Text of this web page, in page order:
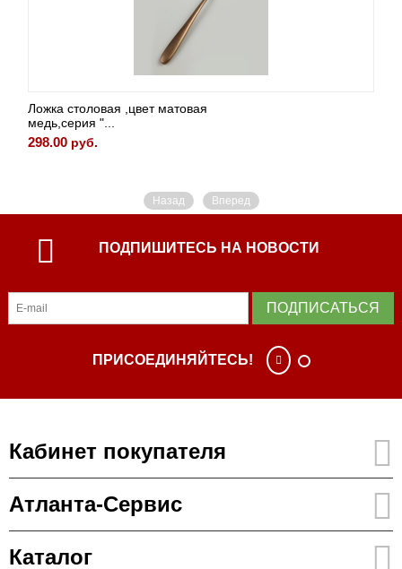
Ложка столовая ,цвет матовая
медь,серия "...
298.00 руб.
Назад Вперед
ПОДПИШИТЕСЬ НА НОВОСТИ
ПОДПИСАТЬСЯ
ПРИСОЕДИНЯЙТЕСЬ!
Кабинет покупателя
Атланта-Сервис
Каталог